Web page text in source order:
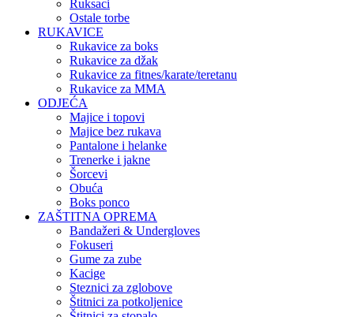
Ruksaci
Ostale torbe
RUKAVICE
Rukavice za boks
Rukavice za džak
Rukavice za fitnes/karate/teretanu
Rukavice za MMA
ODJEĆA
Majice i topovi
Majice bez rukava
Pantalone i helanke
Trenerke i jakne
Šorcevi
Obuća
Boks ponco
ZAŠTITNA OPREMA
Bandažeri & Undergloves
Fokuseri
Gume za zube
Kacige
Steznici za zglobove
Štitnici za potkoljenice